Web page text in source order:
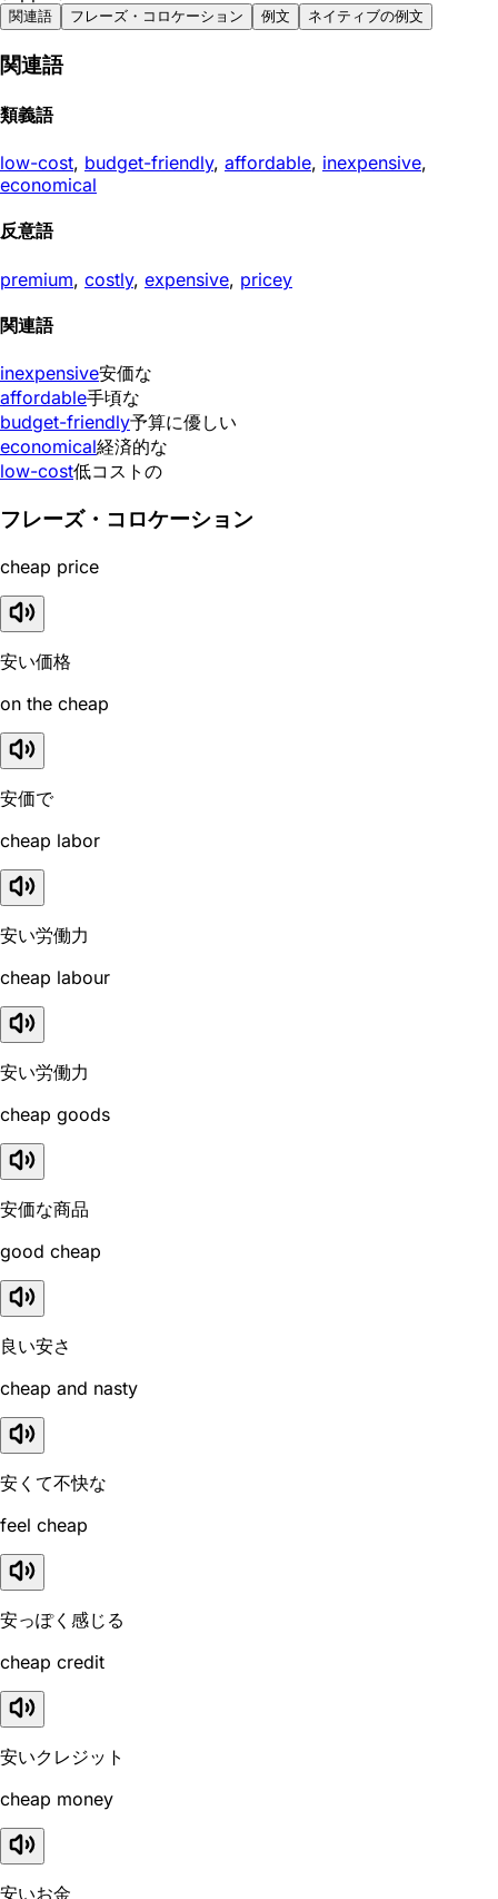
関連語 フレーズ・コロケーション 例文 ネイティブの例文
関連語
類義語
low-cost, budget-friendly, affordable, inexpensive,
economical
反意語
premium, costly, expensive, pricey
関連語
inexpensive安価な
affordable手頃な
budget-friendly予算に優しい
economical経済的な
low-cost低コストの
フレーズ・コロケーション
cheap price
安い価格
on the cheap
安価で
cheap labor
安い労働力
cheap labour
安い労働力
cheap goods
安価な商品
good cheap
良い安さ
cheap and nasty
安くて不快な
feel cheap
安っぽく感じる
cheap credit
安いクレジット
cheap money
安いお金